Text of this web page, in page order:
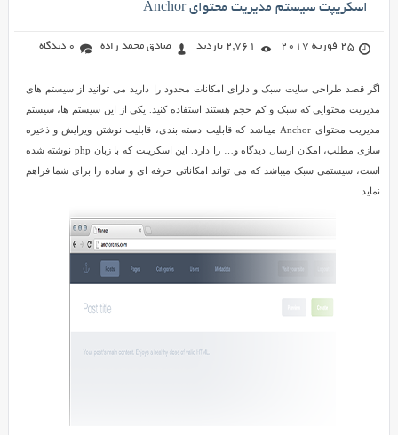
اسکریپت سیستم مدیریت محتوای Anchor
25 فوریه 2017 2,761 بازدید صادق محمد زاده 0 دیدگاه
اگر قصد طراحی سایت سبک و دارای امکانات محدود را دارید می توانید از سیستم های
مدیریت محتوایی که سبک و کم حجم هستند استفاده کنید. یکی از این سیستم ها، سیستم
مدیریت محتوای Anchor میباشد که قابلیت دسته بندی، قابلیت نوشتن ویرایش و ذخیره
سازی مطلب، امکان ارسال دیدگاه و… را دارد. این اسکریپت که با زبان php نوشته شده
است، سیستمی سبک میباشد که می تواند امکاناتی حرفه ای و ساده را برای شما فراهم
نماید.